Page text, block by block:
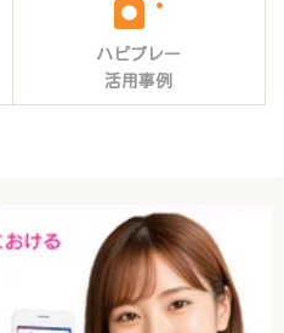
ハピプレー
活用事例